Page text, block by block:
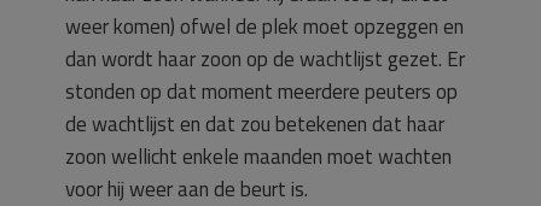
weer komen) ofwel de plek moet opzeggen en
dan wordt haar zoon op de wachtlijst gezet. Er
stonden op dat moment meerdere peuters op
de wachtlijst en dat zou betekenen dat haar
zoon wellicht enkele maanden moet wachten
voor hij weer aan de beurt is.